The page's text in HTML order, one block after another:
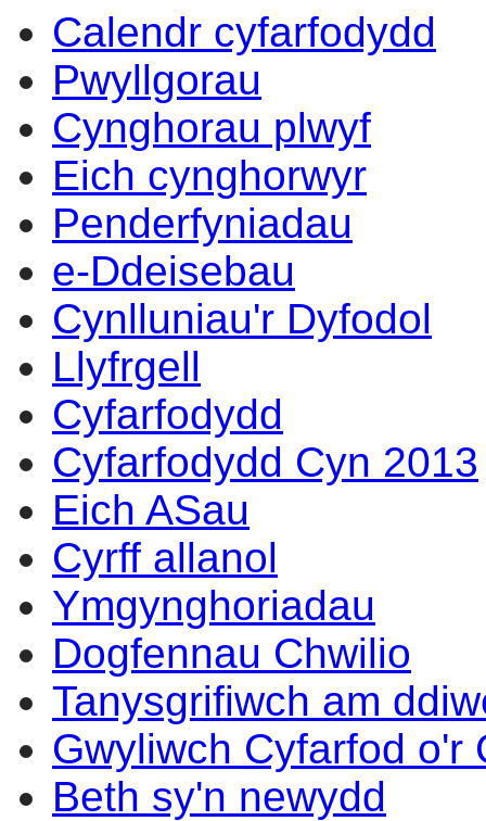
Calendr cyfarfodydd
Pwyllgorau
Cynghorau plwyf
Eich cynghorwyr
Penderfyniadau
e-Ddeisebau
Cynlluniau'r Dyfodol
Llyfrgell
Cyfarfodydd
Cyfarfodydd Cyn 2013
Eich ASau
Cyrff allanol
Ymgynghoriadau
Dogfennau Chwilio
Tanysgrifiwch am
Gwyliwch Cyfarfod o'r
Beth sy'n newydd
14:00
14:00
14:00
14:00
10:00
14:00
14:00
14:00
14:00
13:00
14:00
14:00
09:30
17:00
14:00